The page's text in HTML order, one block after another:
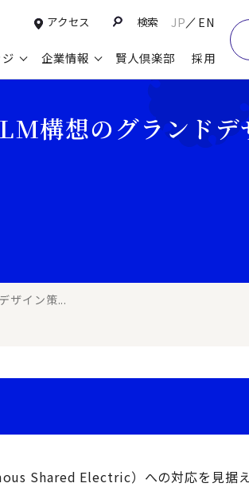
アクセス 検索 JP EN
企業情報 賢人倶楽部 採用
ルティングサービスTOP
業開発・ビジネスモデル変革・
ー情報TOP
受付中のセミナー
リューションTOP
般
ジタル
営業・マーケ
設計・開発・
【特集】会計
【特集】CFO
【特集】FP＆
【特集】ポス
【特集】ユー
報TOP
要
介
学
せTOP
ス
構想のグランドデ
ザイン策...
Shared Electric）への対応を見据